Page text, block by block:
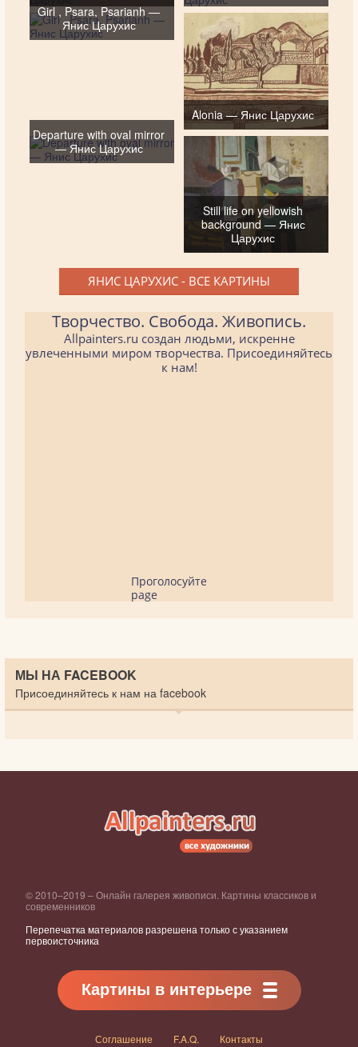
Girl , Psara, Psarianh —
Янис Царухис
Alonia — Янис Царухис
Departure with oval mirror
— Янис Царухис
Still life on yellowish
background — Янис
Царухис
ЯНИС ЦАРУХИС - ВСЕ КАРТИНЫ
Творчество. Свобода. Живопись.
Allpainters.ru создан людьми, искренне
увлеченными миром творчества. Присоединяйтесь
к нам!
Проголосуйте
page
МЫ НА FACEBOOK
Присоединяйтесь к нам на facebook
© 2010–2019 – Онлайн галерея живописи. Картины классиков и
современников
Перепечатка материалов разрешена только с указанием
первоисточника
Картины в интерьере
Соглашение F.A.Q. Контакты